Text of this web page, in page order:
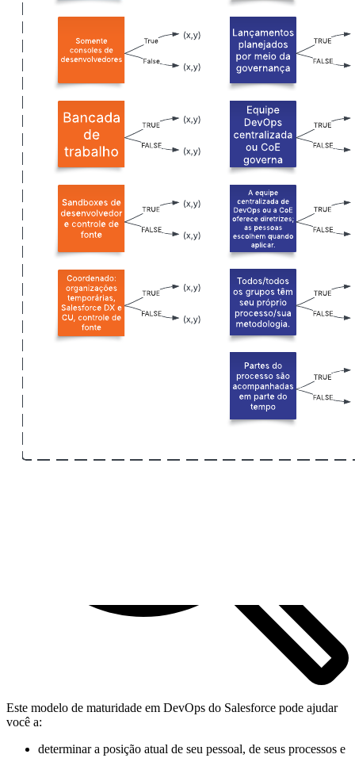
Este modelo de maturidade em DevOps do Salesforce pode ajudar
você a:
determinar a posição atual de seu pessoal, de seus processos e